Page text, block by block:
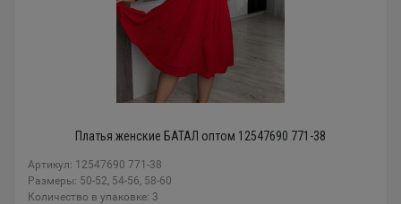
Платья женские БАТАЛ оптом 12547690 771-38
Артикул: 12547690 771-38
Размеры: 50-52, 54-56, 58-60
Количество в упаковке: 3